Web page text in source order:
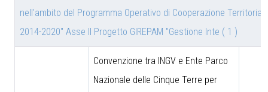
nell'ambito del Programma Operativo di Cooperazione
2014-2020" Asse II Progetto GIREPAM "Gestione Inte ( 1 )
Convenzione tra INGV e Ente Parco
Nazionale delle Cinque Terre per